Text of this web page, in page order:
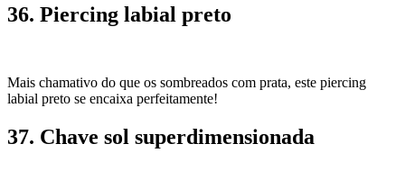
36. Piercing labial preto
Mais chamativo do que os sombreados com prata, este piercing
labial preto se encaixa perfeitamente!
37. Chave sol superdimensionada